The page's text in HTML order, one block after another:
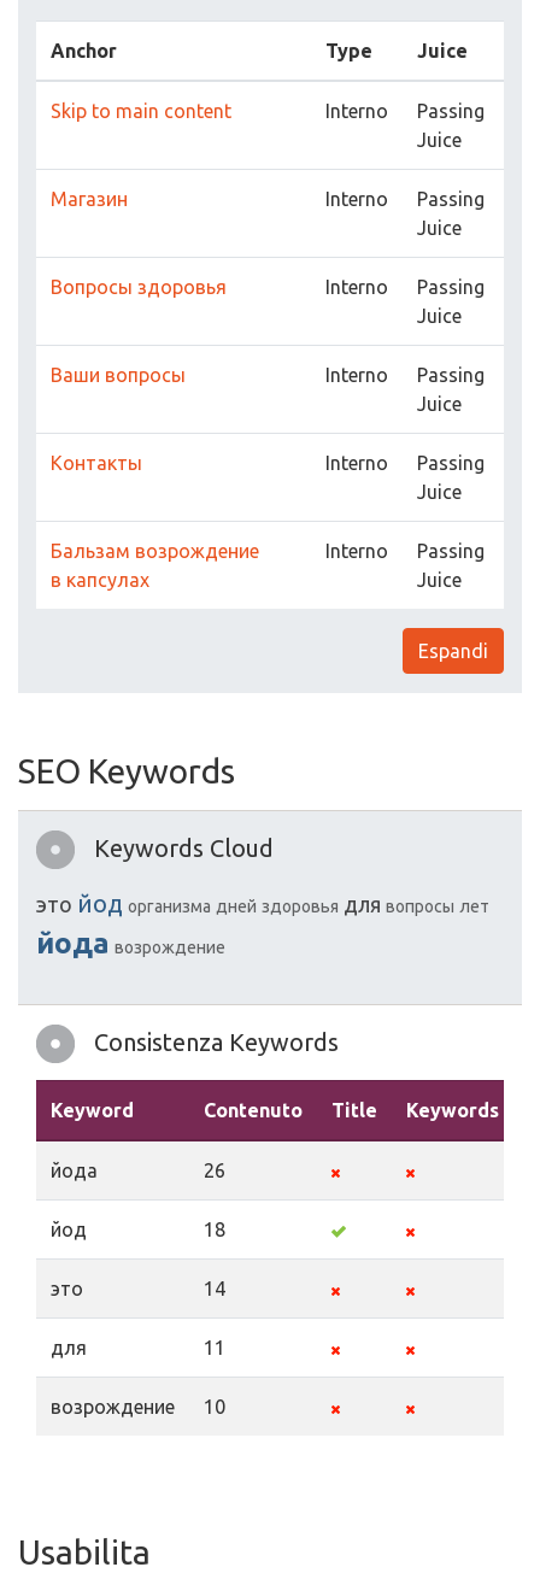
Anchor Type Juice
Skip to main content Interno
Passing
Juice
Магазин Interno
Passing
Juice
Вопросы здоровья Interno
Passing
Juice
Ваши вопросы Interno
Passing
Juice
Контакты Interno
Passing
Juice
Бальзам возрождение
в капсулах
Interno
Passing
Juice
Espandi
SEO Keywords
Keywords Cloud
это йод организма дней здоровья для вопросы лет
йода возрождение
Consistenza Keywords
Keyword Contenuto Title Keywords
йода 26
йод 18
это 14
для 11
возрождение 10
Usabilita